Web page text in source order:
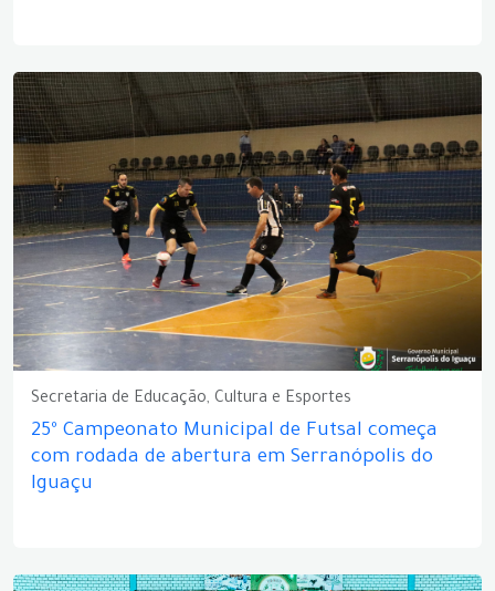
Secretaria de Educação, Cultura e Esportes
25º Campeonato Municipal de Futsal começa
com rodada de abertura em Serranópolis do
Iguaçu